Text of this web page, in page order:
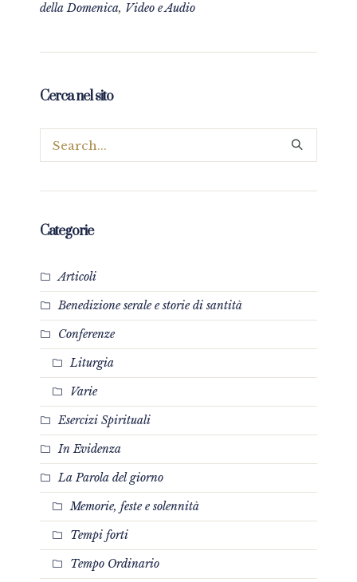
della Domenica, Video e Audio
Cerca nel sito
Categorie
Articoli
Benedizione serale e storie di santità
Conferenze
Liturgia
Varie
Esercizi Spirituali
In Evidenza
La Parola del giorno
Memorie, feste e solennità
Tempi forti
Tempo Ordinario